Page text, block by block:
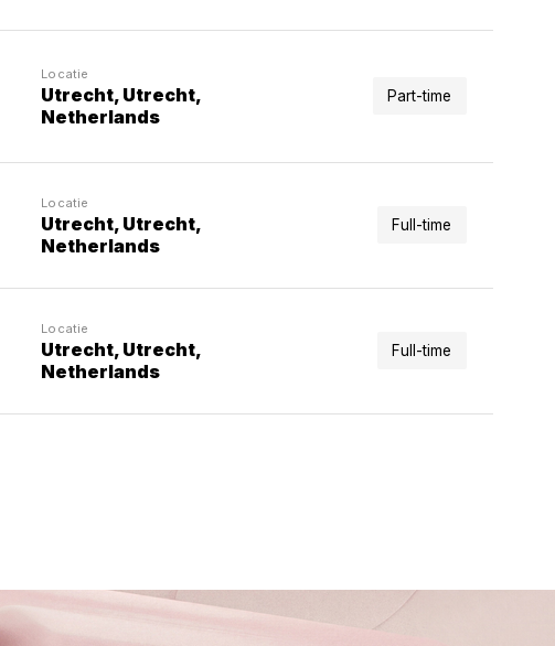
Locatie
Utrecht, Utrecht,
Netherlands
Part-time
Locatie
Utrecht, Utrecht,
Netherlands
Full-time
Locatie
Utrecht, Utrecht,
Netherlands
Full-time